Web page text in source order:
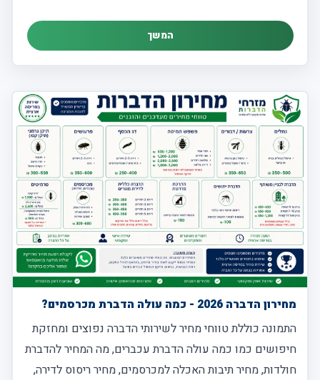
המשך
מחירון הדברה 2026 - כמה עולה הדברת מכרסמים?
התמונה כוללת טווחי מחיר לשירותי הדברה נפוצים ומחזקת
חיפושים כמו כמה עולה הדברת עכברים, מה המחיר להדברת
חולדות, מחיר תיבות האכלה למכרסמים, מחיר ריסוס לדירה,